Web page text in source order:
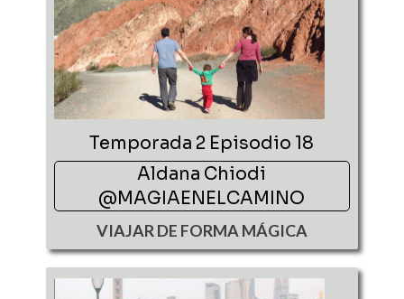
Temporada 2 Episodio 18
Aldana Chiodi
@MAGIAENELCAMINO
VIAJAR DE FORMA MÁGICA